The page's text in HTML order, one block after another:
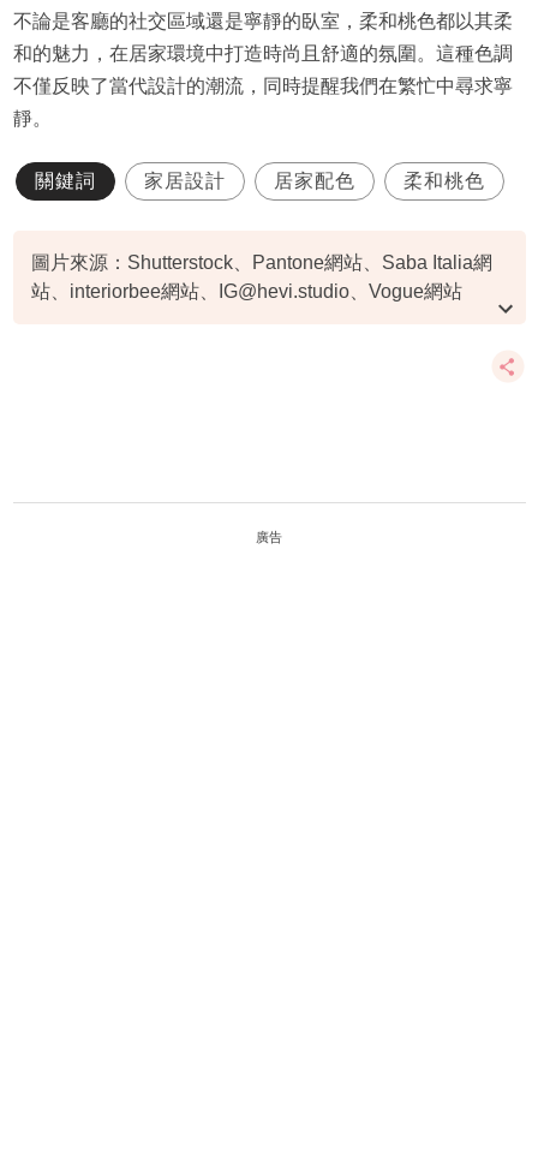
不論是客廳的社交區域還是寧靜的臥室，柔和桃色都以其柔
和的魅力，在居家環境中打造時尚且舒適的氛圍。這種色調
不僅反映了當代設計的潮流，同時提醒我們在繁忙中尋求寧
靜。
關鍵詞 家居設計 居家配色 柔和桃色
圖片來源：Shutterstock、Pantone網站、Saba Italia網
站、interiorbee網站、
IG@hevi.studio、Vogue網站
廣告